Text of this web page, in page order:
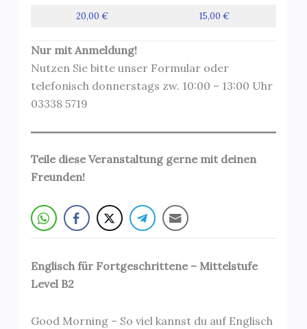
20,00 €
15,00 €
Nur mit Anmeldung!
Nutzen Sie bitte unser Formular oder
telefonisch donnerstags zw. 10:00 – 13:00 Uhr
03338 5719
Teile diese Veranstaltung gerne mit deinen
Freunden!
Englisch für Fortgeschrittene – Mittelstufe
Level B2
Good Morning – So viel kannst du auf Englisch